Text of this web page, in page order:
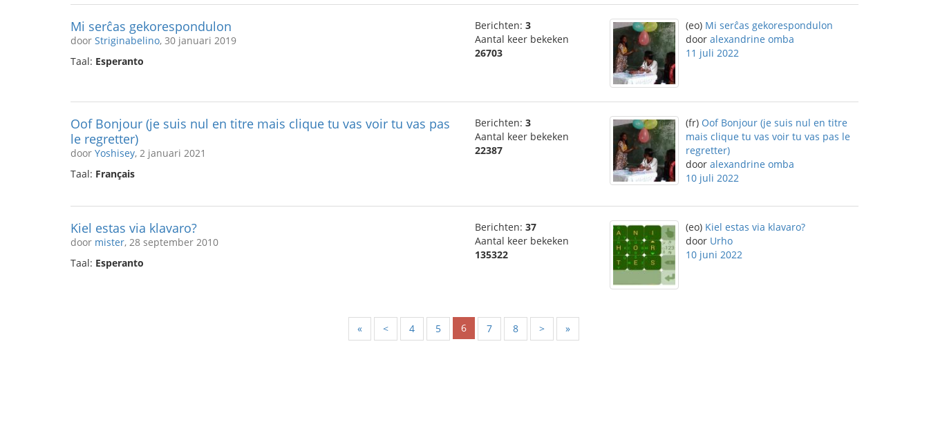
Mi serĉas gekorespondulon
door Striginabelino, 30 januari 2019
Taal: Esperanto
Berichten: 3
Aantal keer bekeken
26703
(eo) Mi serĉas gekorespondulon
door alexandrine omba
11 juli 2022
Oof Bonjour (je suis nul en titre mais clique tu vas voir tu vas pas
le regretter)
door Yoshisey, 2 januari 2021
Taal: Français
Berichten: 3
Aantal keer bekeken
22387
(fr) Oof Bonjour (je suis nul en titre
mais clique tu vas voir tu vas pas le
regretter)
door alexandrine omba
10 juli 2022
Kiel estas via klavaro?
door mister, 28 september 2010
Taal: Esperanto
Berichten: 37
Aantal keer bekeken
135322
(eo) Kiel estas via klavaro?
door Urho
10 juni 2022
« < 4 5 6 7 8 > »